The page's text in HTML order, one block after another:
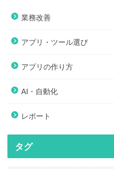
業務改善
アプリ・ツール選び
アプリの作り方
AI・自動化
レポート
タグ